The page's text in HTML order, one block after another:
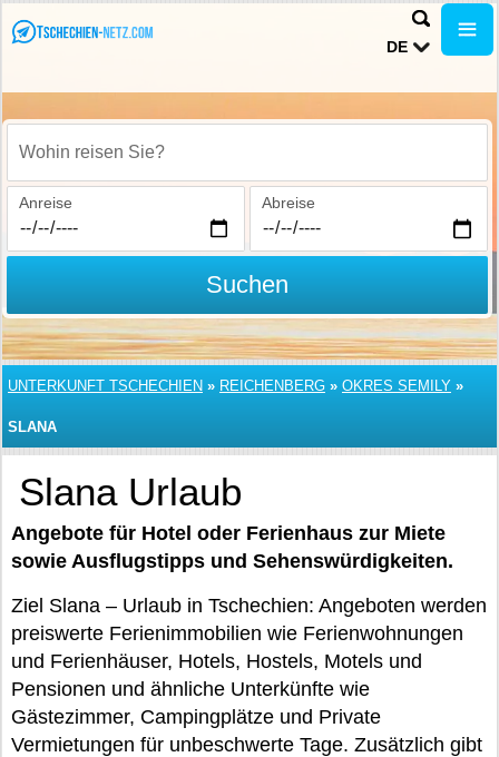
DE
Wohin reisen Sie?
Anreise Abreise
Suchen
UNTERKUNFT TSCHECHIEN » REICHENBERG » OKRES SEMILY »
SLANA
Slana Urlaub
Angebote für Hotel oder Ferienhaus zur Miete
sowie Ausflugstipps und Sehenswürdigkeiten.
Ziel Slana – Urlaub in Tschechien: Angeboten werden
preiswerte Ferienimmobilien wie Ferienwohnungen
und Ferienhäuser, Hotels, Hostels, Motels und
Pensionen und ähnliche Unterkünfte wie
Gästezimmer, Campingplätze und Private
Vermietungen für unbeschwerte Tage. Zusätzlich gibt